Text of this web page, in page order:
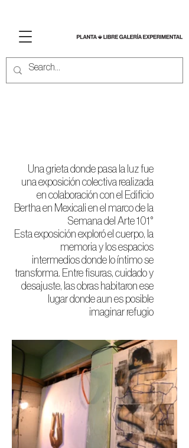
Una grieta donde pasa la luz fue
una exposición colectiva realizada
en colaboración con el Edificio
Bertha en Mexicali en el marco de la
Semana del Arte 101°
Esta exposición exploró el cuerpo, la
memoria y los espacios
intermedios donde lo íntimo se
transforma. Entre fisuras, cuidado y
desajuste, las obras habitaron ese
lugar donde aun es posible
imaginar refugio